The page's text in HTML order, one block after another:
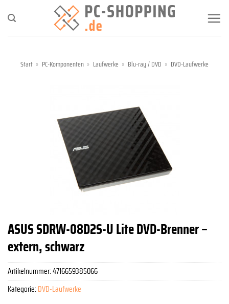
Inhalt
springen
Start » PC-Komponenten » Laufwerke » Blu-ray / DVD » DVD-Laufwerke
ASUS SDRW-08D2S-U Lite DVD-Brenner –
extern, schwarz
Artikelnummer:4716659385066
Kategorie:DVD-Laufwerke